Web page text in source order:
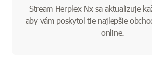
Stream Herplex Nx sa aktualizuje
aby vám poskytol tie najlepšie
online.